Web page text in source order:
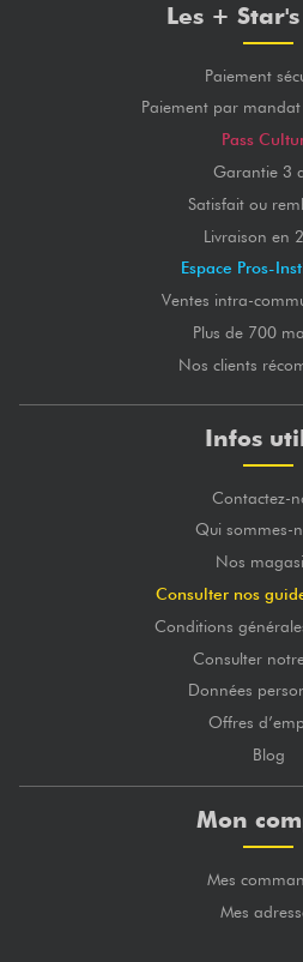
Les +
Paiement
Paiement par
Pass
Garantie 3
Satisfait ou
Livraison en
Espace Pros-
Ventes intra-
Plus de 700
Nos clients
Infos
Contactez-
Qui sommes-
Nos
Consulter nos
Conditions
Consulter
Données
Offres
Blog
Mon
Mes
Mes